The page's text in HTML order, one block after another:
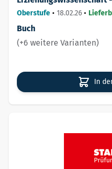
Oberstufe • 18.02.26 •
Buch
(+6 weitere Varianten)
In